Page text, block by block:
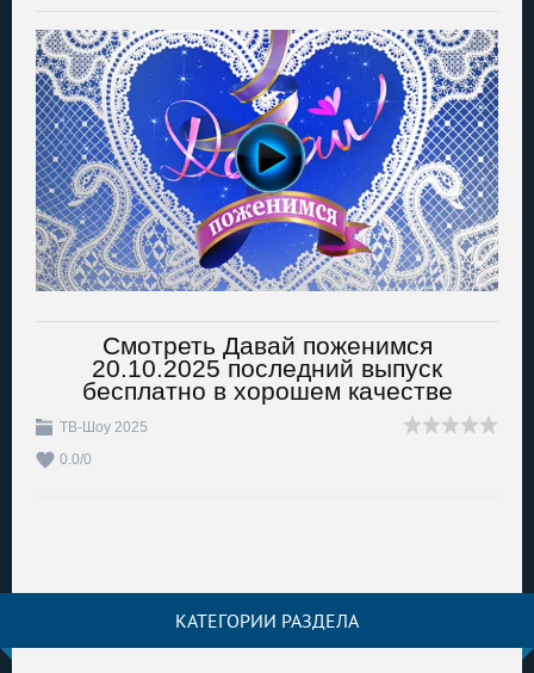
Смотреть Давай поженимся
20.10.2025 последний выпуск
бесплатно в хорошем качестве
ТВ-Шоу 2025
0.0/0
КАТЕГОРИИ РАЗДЕЛА